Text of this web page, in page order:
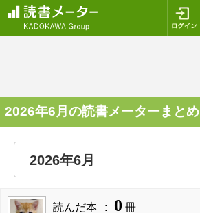
2026年6月の読書メーターまとめ
読んだ本 0 冊